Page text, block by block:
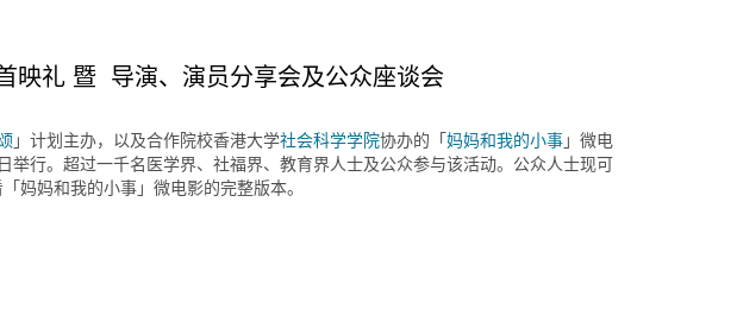
映礼 暨 导演、演员分享会及公众座谈会
」计划主办，以及合作院校香港大学社会科学学院协办的「妈妈和我的小事」微电
行。超过一千名医学界、社福界、教育界人士及公众参与该活动。公众人士现可
妈妈和我的小事」微电影的完整版本。